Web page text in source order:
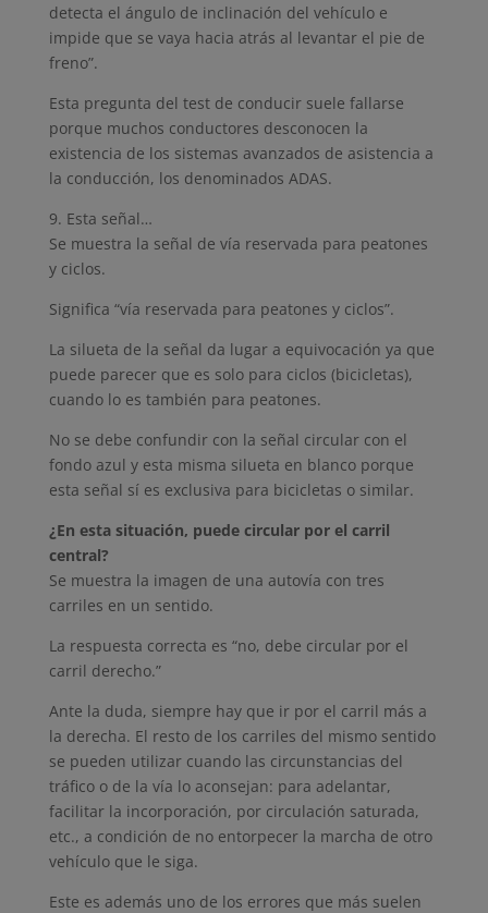
detecta el ángulo de inclinación del vehículo e
impide que se vaya hacia atrás al levantar el pie de
freno”.
Esta pregunta del test de conducir suele fallarse
porque muchos conductores desconocen la
existencia de los sistemas avanzados de asistencia a
la conducción, los denominados ADAS.
9. Esta señal…
Se muestra la señal de vía reservada para peatones
y ciclos.
Significa “vía reservada para peatones y ciclos”.
La silueta de la señal da lugar a equivocación ya que
puede parecer que es solo para ciclos (bicicletas),
cuando lo es también para peatones.
No se debe confundir con la señal circular con el
fondo azul y esta misma silueta en blanco porque
esta señal sí es exclusiva para bicicletas o similar.
¿En esta situación, puede circular por el carril
central?
Se muestra la imagen de una autovía con tres
carriles en un sentido.
La respuesta correcta es “no, debe circular por el
carril derecho.”
Ante la duda, siempre hay que ir por el carril más a
la derecha. El resto de los carriles del mismo sentido
se pueden utilizar cuando las circunstancias del
tráfico o de la vía lo aconsejan: para adelantar,
facilitar la incorporación, por circulación saturada,
etc., a condición de no entorpecer la marcha de otro
vehículo que le siga.
Este es además uno de los errores que más suelen